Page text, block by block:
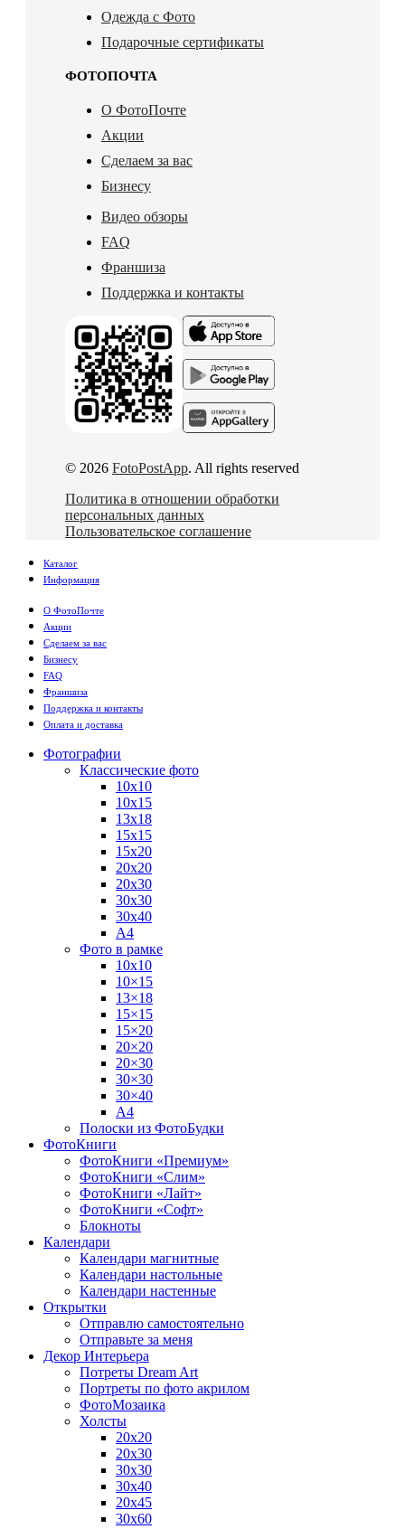
Одежда с Фото
Подарочные сертификаты
ФОТОПОЧТА
О ФотоПочте
Акции
Сделаем за вас
Бизнесу
Видео обзоры
FAQ
Франшиза
Поддержка и контакты
© 2026 FotoPostApp. All rights reserved
Политика в отношении обработки
персональных данных
Пользовательское соглашение
Каталог
Информация
О ФотоПочте
Акции
Сделаем за вас
Бизнесу
FAQ
Франшиза
Поддержка и контакты
Оплата и доставка
Фотографии
Классические фото
10х10
10х15
13х18
15х15
15х20
20х20
20х30
30х30
30х40
А4
Фото в рамке
10х10
10×15
13×18
15×15
15×20
20×20
20×30
30×30
30×40
A4
Полоски из ФотоБудки
ФотоКниги
ФотоКниги «Премиум»
ФотоКниги «Слим»
ФотоКниги «Лайт»
ФотоКниги «Софт»
Блокноты
Календари
Календари магнитные
Календари настольные
Календари настенные
Открытки
Отправлю самостоятельно
Отправьте за меня
Декор Интерьера
Потреты Dream Art
Портреты по фото акрилом
ФотоМозаика
Холсты
20х20
20х30
30х30
30х40
20х45
30х60